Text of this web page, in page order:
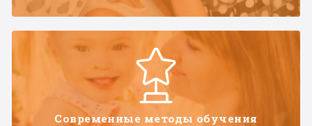
Современные методы обучения